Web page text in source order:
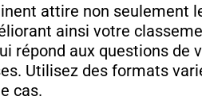
attire non seulement
ainsi votre
répond aux questions de
Utilisez des formats
cas.